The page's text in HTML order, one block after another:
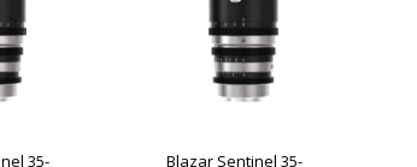
35- Blazar Sentinel 35-